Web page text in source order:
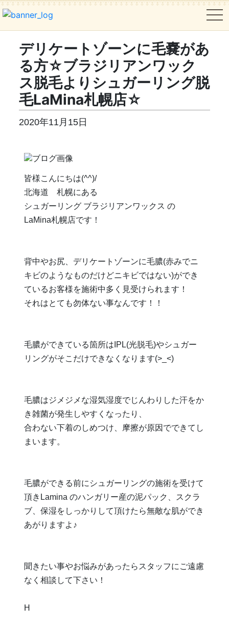
デリケートゾーンに毛嚢があ
る方☆ブラジリアンワック
ス脱毛よりシュガーリング脱
毛LaMina札幌店☆
2020年11月15日
皆様こんにちは(^^)/
北海道 札幌にある
シュガーリング ブラジリアンワックス の
LaMina札幌店です！
背中やお尻、デリケートゾーンに毛膿(赤みでニ
キビのようなものだけどニキビではない)ができ
ているお客様を施術中多く見受けられます！
それはとても勿体ない事なんです！！
毛膿ができている箇所はIPL(光脱毛)やシュガー
リングがそこだけできなくなります(>_<)
毛膿はジメジメな湿気湿度でじんわりした汗をか
き雑菌が発生しやすくなったり、
合わない下着のしめつけ、摩擦が原因でできてし
まいます。
毛膿ができる前にシュガーリングの施術を受けて
頂きLamina のハンガリー産の泥パック、スクラ
ブ、保湿をしっかりして頂けたら無敵な肌ができ
あがりますよ♪
聞きたい事やお悩みがあったらスタッフにご遠慮
なく相談して下さい！
H